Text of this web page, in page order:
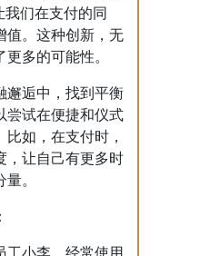
我们在支付的同
值。这种创新，无
多的可能性。
邂逅中，找到平衡
尝试在便捷和仪式
如，在支付时，
，让自己有更多时
。
工小李，经常使用